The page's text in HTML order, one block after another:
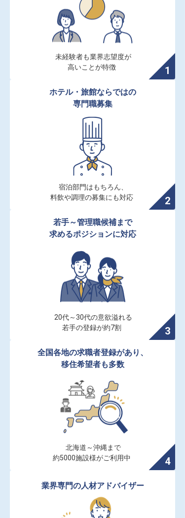
未経験者も業界志望度が
高いことが特徴
ホテル・旅館ならではの
専門職募集
宿泊部門はもちろん、
料飲や調理の募集にも対応
若手～管理職候補まで
求めるポジションに対応
20代～30代の意欲溢れる
若手の登録が約7割
全国各地の求職者登録があり、
移住希望者も多数
北海道～沖縄まで
約5000施設様がご利用中
業界専門の人材アドバイザー